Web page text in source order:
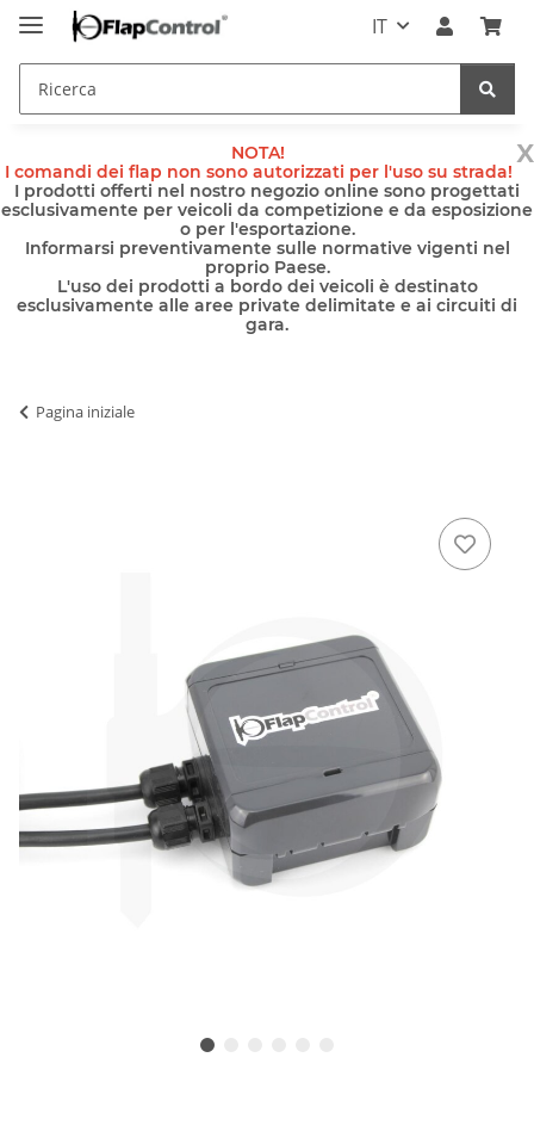
IT
x
NOTA!
I comandi dei flap non sono autorizzati per l'uso su strada!
I prodotti offerti nel nostro negozio online sono progettati
esclusivamente per veicoli da competizione e da esposizione
o per l'esportazione.
Informarsi preventivamente sulle normative vigenti nel
proprio Paese.
L'uso dei prodotti a bordo dei veicoli è destinato
esclusivamente alle aree private delimitate e ai circuiti di
gara.
Pagina iniziale